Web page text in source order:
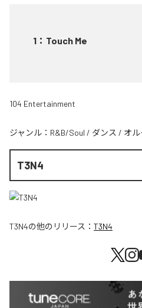
1 ： Touch Me
104 Entertainment
ジャンル： R&B/Soul / ダンス / オ
T3N4
T3N4の他のリリース： T3N4